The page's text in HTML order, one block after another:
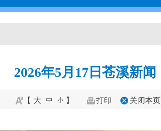
2026年5月17日苍溪新闻
【 大 中 小 】 打印 关闭本页